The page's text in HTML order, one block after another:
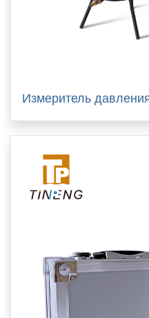
Измеритель